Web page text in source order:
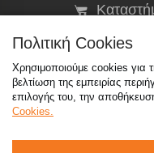
eMarket
800 117 7777
Πολιτική Cookies
Χρησιμοποιούμε cookies για
βελτίωση της εμπειρίας
επιλογής του, την
Cookies.